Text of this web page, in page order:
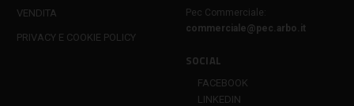
VENDITA
PRIVACY E COOKIE POLICY
Pec Commerciale:
commerciale@pec.arbo.it
SOCIAL
FACEBOOK
LINKEDIN